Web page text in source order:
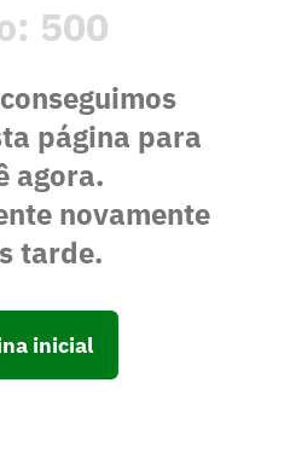
500
página para
agora.
novamente
tarde.
inicial